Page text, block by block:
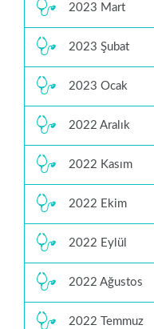
2023 Mart
2023 Şubat
2023 Ocak
2022 Aralık
2022 Kasım
2022 Ekim
2022 Eylül
2022 Ağustos
2022 Temmuz